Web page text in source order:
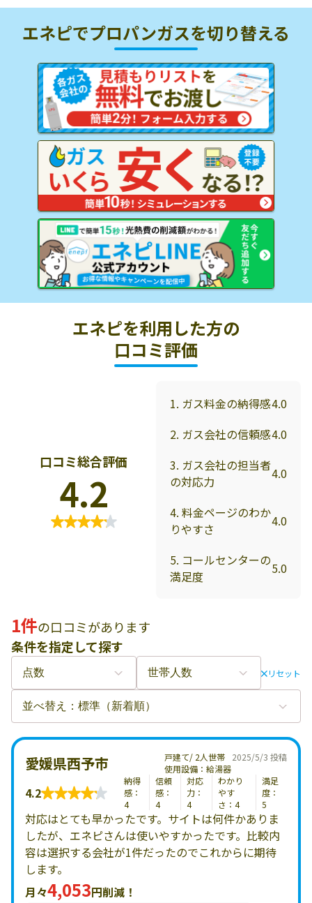
エネピでプロパンガスを切り替える
エネピを利用した方の
口コミ評価
口コミ総合評価
4.2
1. ガス料金の納得感4.0
2. ガス会社の信頼感4.0
3. ガス会社の担当者
の対応力
4.0
4. 料金ページのわか
りやすさ
4.0
5. コールセンターの
満足度
5.0
1件の口コミがあります
条件を指定して探す
リセット
2025/5/3 投稿
愛媛県西予市
戸建て/ 2人世帯
使用設備：給湯器
4.2
納得
感：
4
信頼
感：
4
対応
力：
4
わかり
やす
さ：4
満足
度：
5
対応はとても早かったです。サイトは何件かありま
したが、エネピさんは使いやすかったです。比較内
容は選択する会社が1件だったのでこれからに期待
します。
月々4,053円削減！